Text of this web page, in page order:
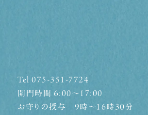
Tel 075-351-7724
開門時間 6:00〜17:00
お守りの授与 9時〜16時30分